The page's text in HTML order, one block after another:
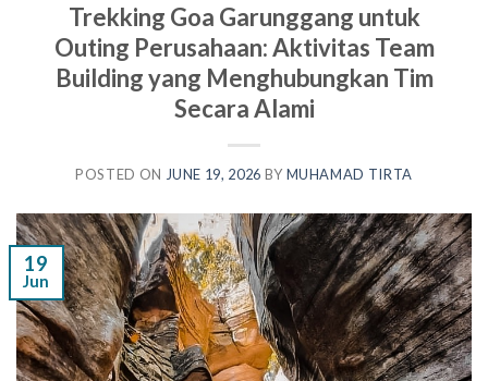
Trekking Goa Garunggang untuk
Outing Perusahaan: Aktivitas Team
Building yang Menghubungkan Tim
Secara Alami
POSTED ON JUNE 19, 2026 BY MUHAMAD TIRTA
19
Jun